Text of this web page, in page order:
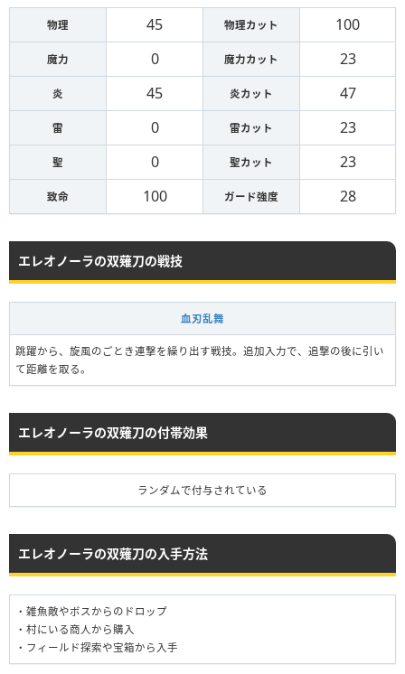
物理 45 物理カット 100
魔力 0 魔力カット 23
炎 45 炎カット 47
雷 0 雷カット 23
聖 0 聖カット 23
致命 100 ガード強度 28
エレオノーラの双薙刀の戦技
血刃乱舞
跳躍から、旋風のごとき連撃を繰り出す戦技。追加入力で、追撃の後に引い
て距離を取る。
エレオノーラの双薙刀の付帯効果
ランダムで付与されている
エレオノーラの双薙刀の入手方法
・雑魚敵やボスからのドロップ
・村にいる商人から購入
・フィールド探索や宝箱から入手